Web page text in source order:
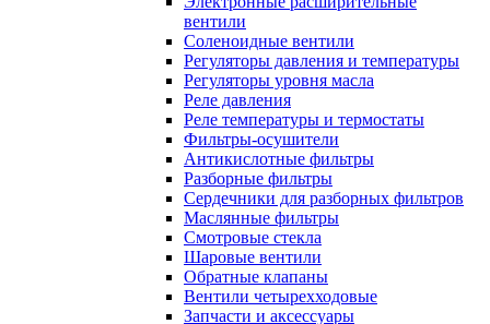
вентили
Соленоидные вентили
Регуляторы давления и температуры
Регуляторы уровня масла
Реле давления
Реле температуры и термостаты
Фильтры-осушители
Антикислотные фильтры
Разборные фильтры
Сердечники для разборных фильтров
Маслянные фильтры
Смотровые стекла
Шаровые вентили
Обратные клапаны
Вентили четырехходовые
Запчасти и аксессуары